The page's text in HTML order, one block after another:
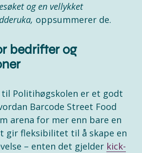
og en vellykket
oppsummerer de.
bedrifter og
Politihøgskolen er et godt
Barcode Street Food
arena for mer enn bare en
gir fleksibilitet til å skape en
– enten det gjelder kick-